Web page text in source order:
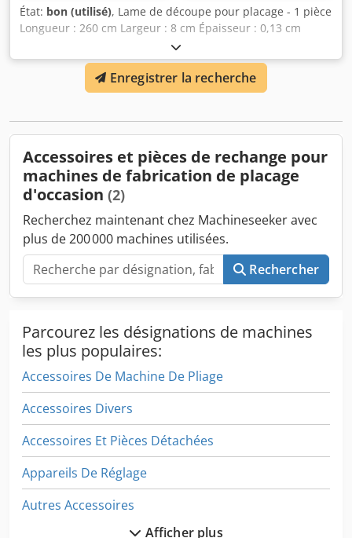
État: bon (utilisé), Lame de découpe pour placage - 1 pièce
Longueur : 260 cm Largeur : 8 cm Épaisseur : 0,13 cm
Crsdpfx Aaegm E Rhegof - 1 pièce Longueur : 260 cm
Largeur : 9 cm Épaisseur : 0,13 cm
Enregistrer la recherche
Accessoires et pièces de rechange pour
machines de fabrication de placage
d'occasion (2)
Recherchez maintenant chez Machineseeker avec
plus de 200 000 machines utilisées.
Rechercher
Parcourez les désignations de machines
les plus populaires:
Accessoires De Machine De Pliage
Accessoires Divers
Accessoires Et Pièces Détachées
Appareils De Réglage
Autres Accessoires
Afficher plus